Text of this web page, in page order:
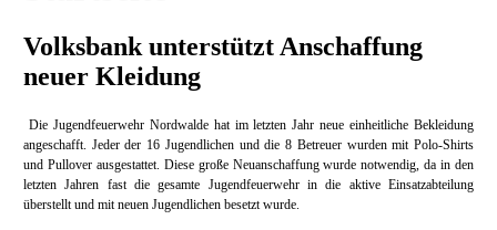
Volksbank unterstützt Anschaffung
neuer Kleidung
Die Jugendfeuerwehr Nordwalde hat im letzten Jahr neue einheitliche Bekleidung
angeschafft. Jeder der 16 Jugendlichen und die 8 Betreuer wurden mit Polo-Shirts
und Pullover ausgestattet. Diese große Neuanschaffung wurde notwendig, da in den
letzten Jahren fast die gesamte Jugendfeuerwehr in die aktive Einsatzabteilung
überstellt und mit neuen Jugendlichen besetzt wurde.